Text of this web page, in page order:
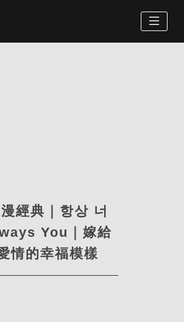
經典｜항상 너
You｜嫁給
情的幸福模樣